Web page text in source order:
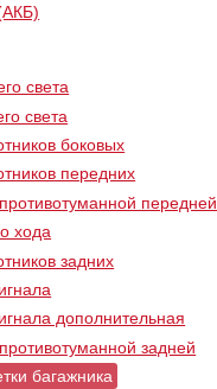
света
света
боковых
передних
передней
хода
задних
дополнительная
задней
багажника